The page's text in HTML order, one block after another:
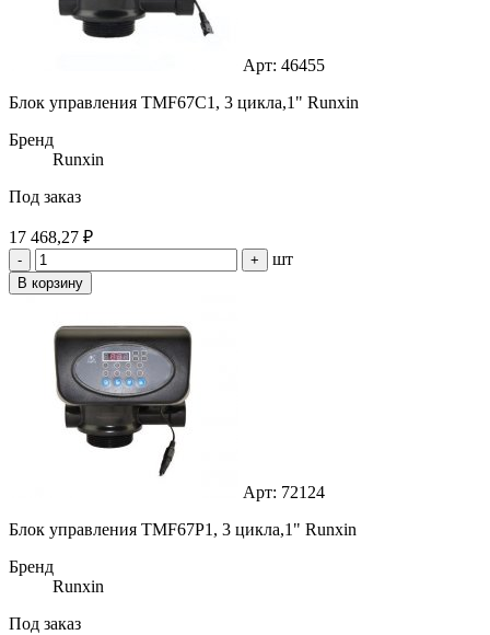
Арт: 46455
Блок управления TMF67C1, 3 цикла,1" Runxin
Бренд
Runxin
Под заказ
17 468,27 ₽
- + шт
В корзину
Арт: 72124
Блок управления TMF67P1, 3 цикла,1" Runxin
Бренд
Runxin
Под заказ